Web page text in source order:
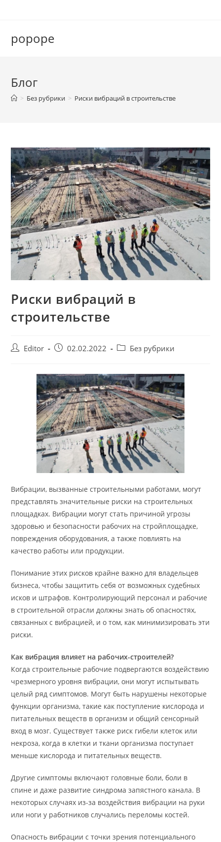
popope
Блог
> Без рубрики > Риски вибраций в строительстве
Риски вибраций в
строительстве
PostEditor
Запись02.02.2022
PostБез рубрики
Вибрации, вызванные строительными работами, могут
представлять значительные риски на строительных
площадках. Вибрации могут стать причиной угрозы
здоровью и безопасности рабочих на стройплощадке,
повреждения оборудования, а также повлиять на
качество работы или продукции.
Понимание этих рисков крайне важно для владельцев
бизнеса, чтобы защитить себя от возможных судебных
исков и штрафов. Контролирующий персонал и рабочие
в строительной отрасли должны знать об опасностях,
связанных с вибрацией, и о том, как минимизировать эти
риски.
Как вибрация влияет на рабочих-строителей?
Когда строительные рабочие подвергаются воздействию
чрезмерного уровня вибрации, они могут испытывать
целый ряд симптомов. Могут быть нарушены некоторые
функции организма, такие как поступление кислорода и
питательных веществ в организм и общий сенсорный
вход в мозг. Существует также риск гибели клеток или
некроза, когда в клетки и ткани организма поступает
меньше кислорода и питательных веществ.
Другие симптомы включают головные боли, боли в
спине и даже развитие синдрома запястного канала. В
некоторых случаях из-за воздействия вибрации на руки
или ноги у работников случались переломы костей.
Опасность вибрации с точки зрения потенциального